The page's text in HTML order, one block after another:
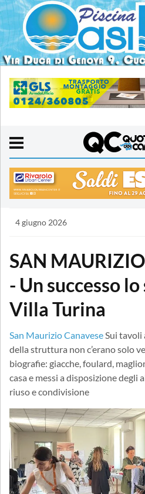
4 giugno 2026
SAN
- Un successo
Villa Turina
San Maurizio Canavese Sui tavoli
della struttura non c’erano solo
biografie: giacche, foulard,
casa e messi a disposizione
riuso e condivisione